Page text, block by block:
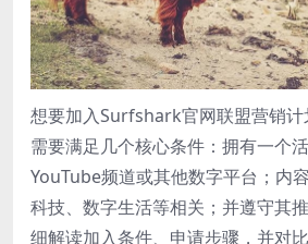
想要加入Surfshark官网联盟营销计
需要满足几个核心条件：拥有一个
YouTube频道或其他数字平台；内
科技、数字生活等相关；并遵守其
细解读加入条件、申请步骤，并对